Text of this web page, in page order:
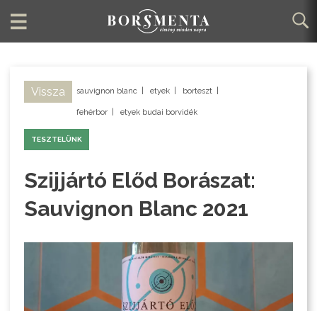
Vissza sauvignon blanc etyek borteszt
fehérbor etyek budai borvidék
TESZTELÜNK
Szijjártó Előd Borászat:
Sauvignon Blanc 2021